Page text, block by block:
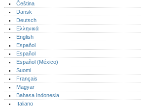
Čeština
Dansk
Deutsch
Ελληνικά
English
Español
Español
Español (México)‎
Suomi
Français
Magyar
Bahasa Indonesia
Italiano